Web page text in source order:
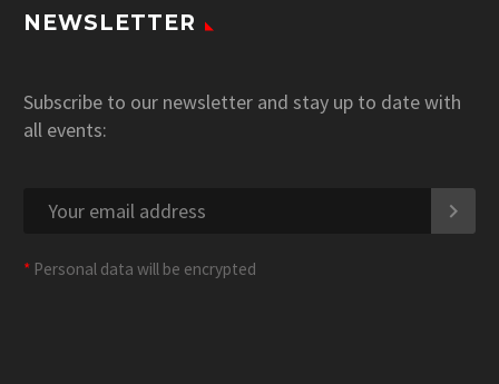
NEWSLETTER
Subscribe to our newsletter and stay up to date with
all events:
* Personal data will be encrypted